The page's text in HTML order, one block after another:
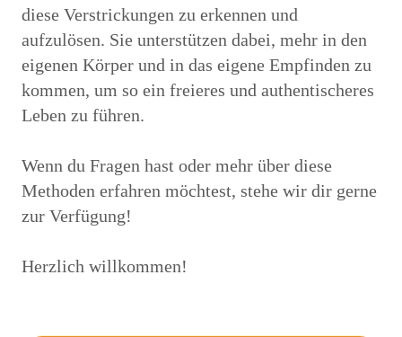
diese Verstrickungen zu erkennen und
aufzulösen. Sie unterstützen dabei, mehr in den
eigenen Körper und in das eigene Empfinden zu
kommen, um so ein freieres und authentischeres
Leben zu führen.
Wenn du Fragen hast oder mehr über diese
Methoden erfahren möchtest, stehe wir dir gerne
zur Verfügung!
Herzlich willkommen!